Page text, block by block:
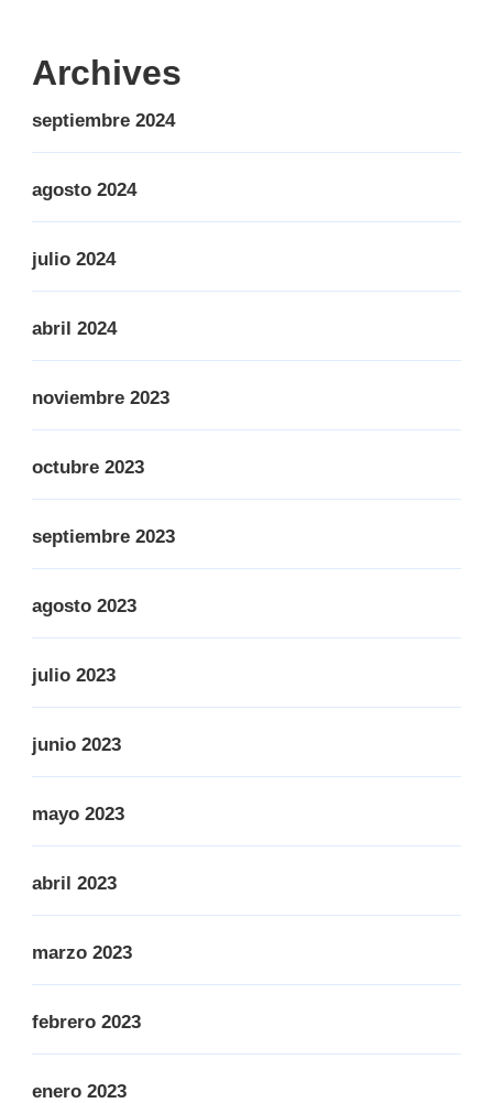
Archives
septiembre 2024
agosto 2024
julio 2024
abril 2024
noviembre 2023
octubre 2023
septiembre 2023
agosto 2023
julio 2023
junio 2023
mayo 2023
abril 2023
marzo 2023
febrero 2023
enero 2023